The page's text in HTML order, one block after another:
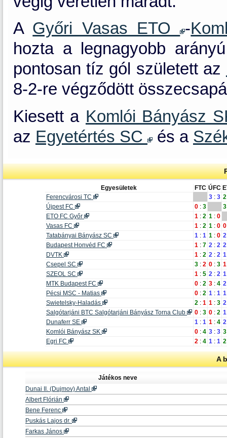
A Győri Vasas ETO -
hozta a legnagyobb
pontosan tíz gól született az
8-2-re végződött
Kiesett a Komlói Bányász
az Egyetértés SC és a
Egyesületek FTC ÚFC
Ferencvárosi TC
3 : 3 2
Újpest FC
0 : 3
3
ETO FC Győr
1 : 2 1 : 0
Vasas FC
1 : 2 1 : 0 0
Tatabányai Bányász SC
1 : 1 1 : 0 2
Budapest Honvéd FC
1 : 7 2 : 2 2
DVTK
1 : 2 2 : 2 1
Csepel SC
3 : 2 0 : 3 1
SZEOL SC
1 : 5 2 : 2 1
MTK Budapest FC
0 : 2 3 : 4 2
Pécsi MSC - Matias
0 : 2 1 : 1 1
Swietelsky-Haladás
2 : 1 1 : 3 2
Salgótarjáni BTC Salgótarjáni Bányász Torna Club
0 : 3 0 : 2 1
Dunaferr SE
1 : 1 1 : 4 2
Komlói Bányász SK
0 : 4 3 : 3 3
Egri FC
2 : 4 1 : 1 2
A
Játékos neve
Dunai II. (Dujmov) Antal
Albert Flórián
Bene Ferenc
Puskás Lajos dr.
Farkas János